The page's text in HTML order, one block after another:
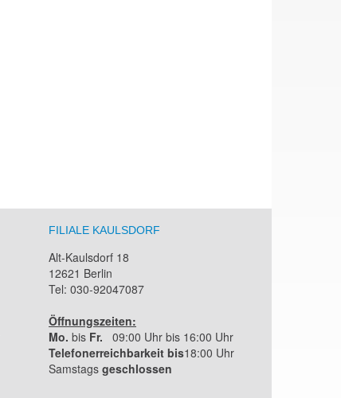
FILIALE KAULSDORF
Alt-Kaulsdorf 18
12621 Berlin
Tel: 030-92047087
Öffnungszeiten:
Mo. bis Fr.
09:00 Uhr bis 16:00 Uhr
Telefonerreichbarkeit bis18:00 Uhr
Samstags geschlossen